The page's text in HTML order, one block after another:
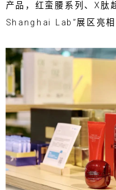
产品，红蛮腰系列、X肽
Shanghai Lab”展区亮相